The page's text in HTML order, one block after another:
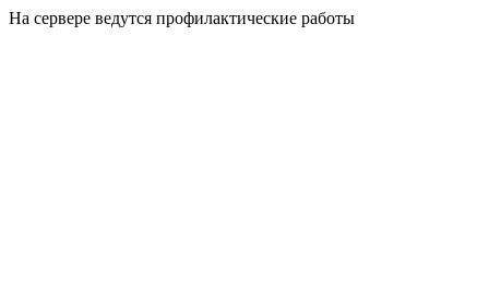
На сервере ведутся профилактические работы